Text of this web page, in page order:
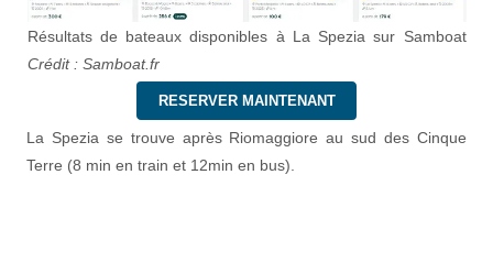
Résultats de bateaux disponibles à La Spezia sur Samboat
Crédit : Samboat.fr
RESERVER MAINTENANT
La Spezia se trouve après Riomaggiore au sud des Cinque
Terre (8 min en train et 12min en bus).